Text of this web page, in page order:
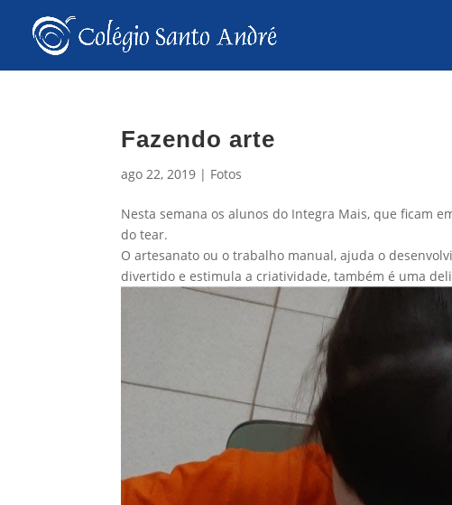
Fazendo arte
ago 22, 2019 | Fotos
Nesta semana os alunos do Integra Mais, que ficam
do tear.
O artesanato ou o trabalho manual, ajuda o
divertido e estimula a criatividade, também é uma